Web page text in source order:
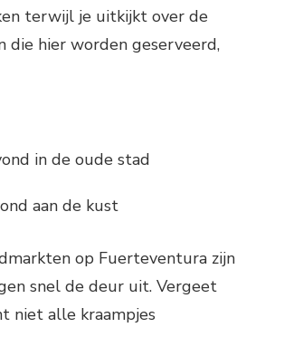
terwijl je uitkijkt over de
die hier worden geserveerd,
in de oude stad
aan de kust
op Fuerteventura zijn
snel de deur uit. Vergeet
niet alle kraampjes